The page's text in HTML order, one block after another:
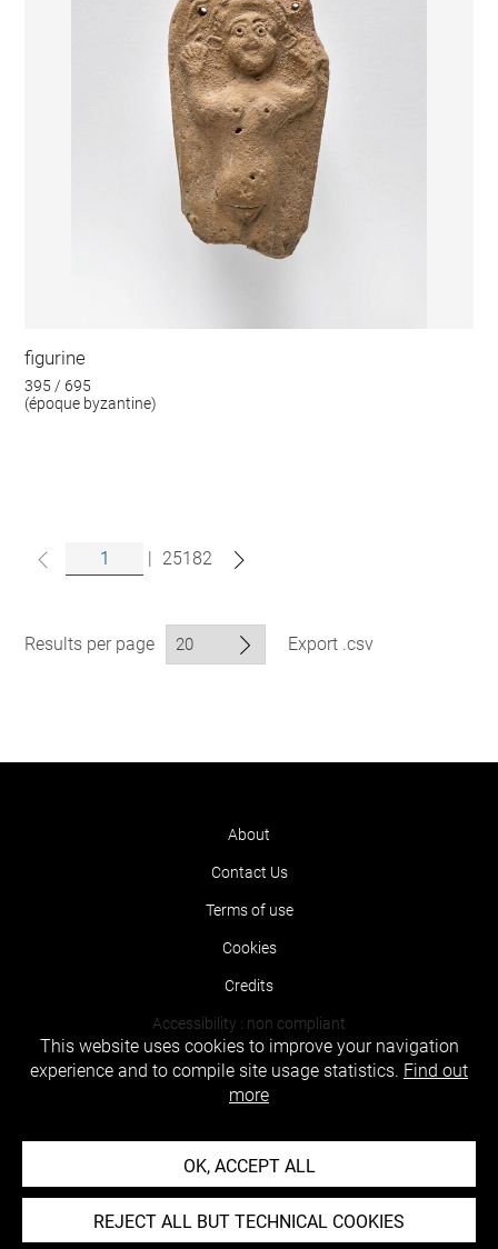
figurine
395 / 695
(époque byzantine)
| 25182
Results per page Export .csv
About
Contact Us
Terms of use
Cookies
Credits
Accessibility : non compliant
This website uses cookies to improve your navigation
experience and to compile site usage statistics. Find out
more
OK, ACCEPT ALL
REJECT ALL BUT TECHNICAL COOKIES